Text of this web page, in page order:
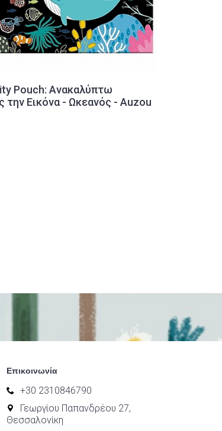
Pouch: Ανακαλύπτω
την Εικόνα - Ωκεανός - Auzou
Επικοινωνία
+30 2310846790
Γεωργίου Παπανδρέου 27,
Θεσσαλονίκη